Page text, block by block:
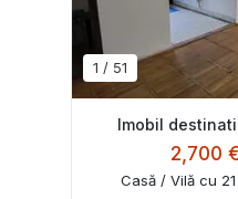
1 / 51
Imobil
2,700
Casă / Vilă cu